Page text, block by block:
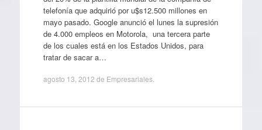
telefonía que adquirió por u$s12.500 millones en
mayo pasado. Google anunció el lunes la supresión
de 4.000 empleos en Motorola, una tercera parte
de los cuales está en los Estados Unidos, para
tratar de sacar a…
agosto 13, 2012 de Empresariales.